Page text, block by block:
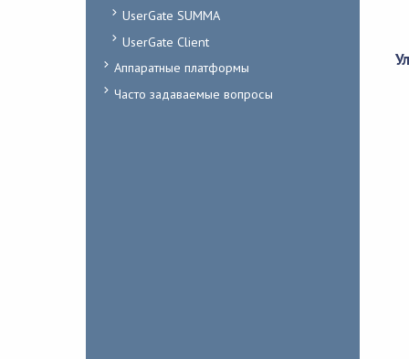
UserGate SUMMA
UserGate Client
Аппаратные платформы
Часто задаваемые вопросы